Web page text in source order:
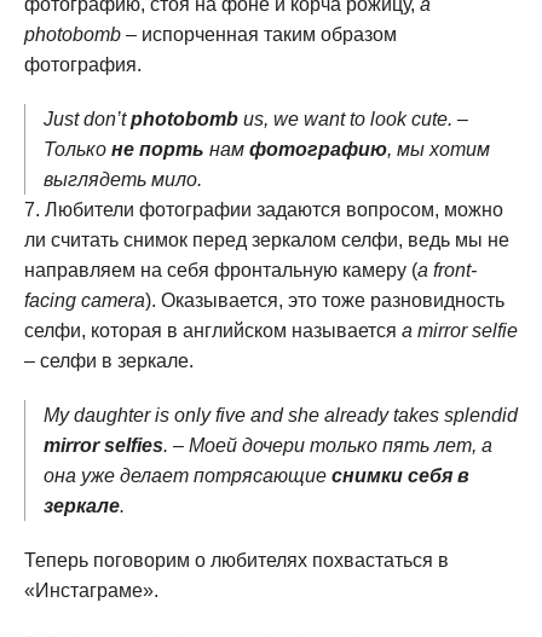
фотографию, стоя на фоне и корча рожицу, a
photobomb – испорченная таким образом
фотография.
Just don’tphotobomb us, we want to look cute. –
Только не порть нам фотографию, мы хотим
выглядеть мило.
Любители фотографии задаются вопросом, можно
ли считать снимок перед зеркалом селфи, ведь мы не
направляем на себя фронтальную камеру (a front-
facing camera). Оказывается, это тоже разновидность
селфи, которая в английском называется a mirror selfie
– селфи в зеркале.
My daughter is only five and she already takes splendid
mirror selfies. – Моей дочери только пять лет, а
она уже делает потрясающие снимки себя в
зеркале.
Теперь поговорим о любителях похвастаться в
«Инстаграме».